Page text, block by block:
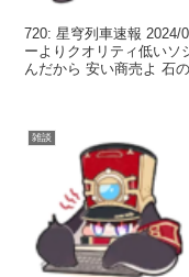
720: 星穹列車速報 2024/
ーよりクオリティ低いソ
んだから 安い商売よ 石
雑談